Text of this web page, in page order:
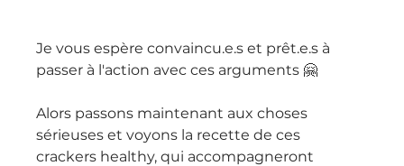
Je vous espère convaincu.e.s et prêt.e.s à
passer à l'action avec ces arguments 🤗
Alors passons maintenant aux choses
sérieuses et voyons la recette de ces
crackers healthy, qui accompagneront